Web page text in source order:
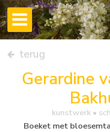
terug
Gerardine
kunstwerk •
Boeket met